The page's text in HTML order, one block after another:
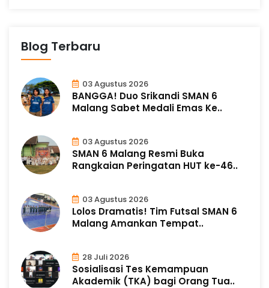
Blog Terbaru
03 Agustus 2026
BANGGA! Duo Srikandi SMAN 6
Malang Sabet Medali Emas Ke..
03 Agustus 2026
SMAN 6 Malang Resmi Buka
Rangkaian Peringatan HUT ke-46..
03 Agustus 2026
Lolos Dramatis! Tim Futsal SMAN 6
Malang Amankan Tempat..
28 Juli 2026
Sosialisasi Tes Kemampuan
Akademik (TKA) bagi Orang Tua..